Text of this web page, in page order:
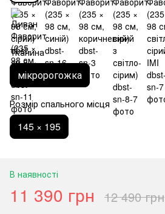
Тканина
мікророгожка
Розмір спального місця
145 × 195
В наявності
11 390 грн 12 490 грн